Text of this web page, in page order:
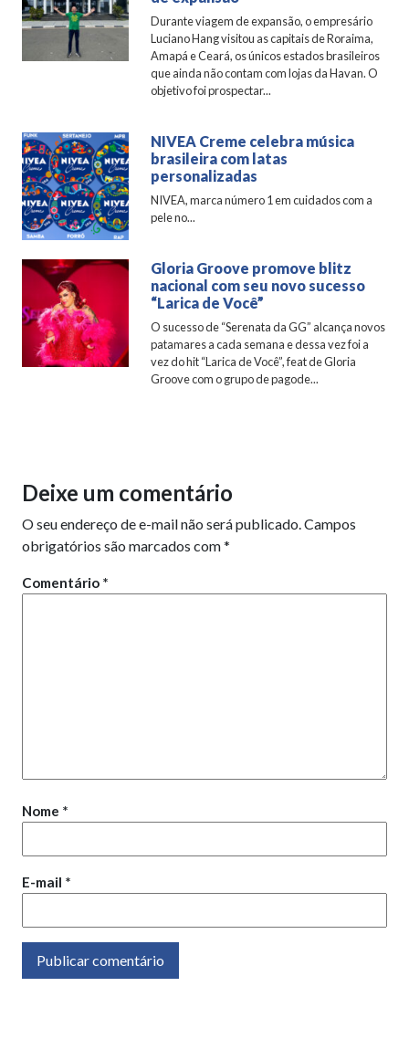
Durante viagem de expansão, o empresário
Luciano Hang visitou as capitais de Roraima,
Amapá e Ceará, os únicos estados brasileiros
que ainda não contam com lojas da Havan. O
objetivo foi prospectar...
NIVEA Creme celebra música
brasileira com latas
personalizadas
NIVEA, marca número 1 em cuidados com a
pele no...
Gloria Groove promove blitz
nacional com seu novo sucesso
“Larica de Você”
O sucesso de “Serenata da GG” alcança novos
patamares a cada semana e dessa vez foi a
vez do hit “Larica de Você”, feat de Gloria
Groove com o grupo de pagode...
Deixe um comentário
O seu endereço de e-mail não será publicado.Campos
obrigatórios são marcados com*
Comentário *
Nome *
E-mail *